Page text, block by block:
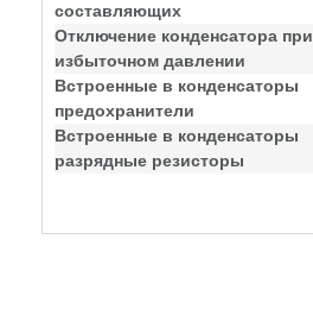
составляющих
Отключение конденсатора при
избыточном давлении
Встроенные в конденсаторы
предохранители
Встроенные в конденсаторы
разрядные резисторы